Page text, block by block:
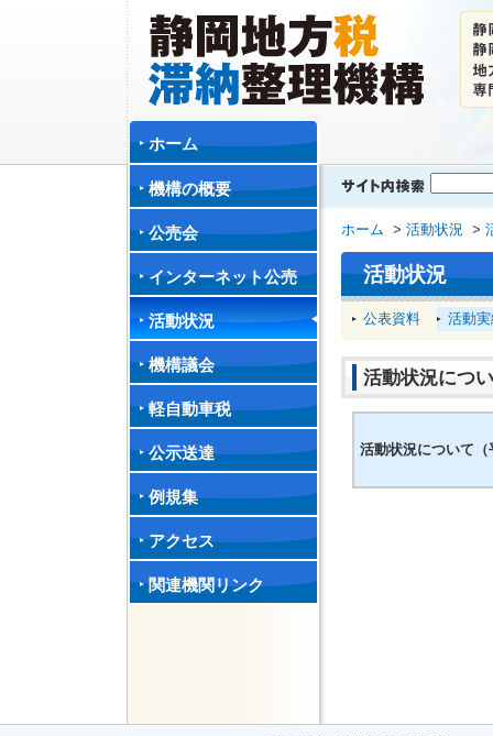
ホーム
機構の概要
公売会
インターネット公売
活動状況
機構議会
軽自動車税
公示送達
例規集
アクセス
関連機関リンク
ホーム > 活動状況 >
活動状況
公表資料 活動
活動状況につ
活動状況について